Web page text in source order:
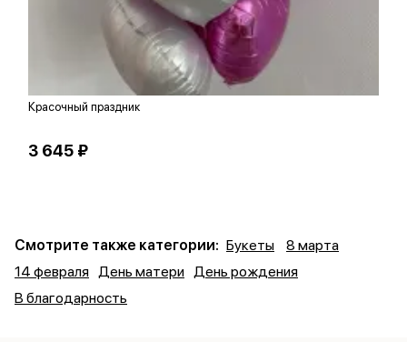
Красочный праздник
3 645 ₽
Смотрите также категории: Букеты
8 марта
14 февраля День матери День рождения
В благодарность